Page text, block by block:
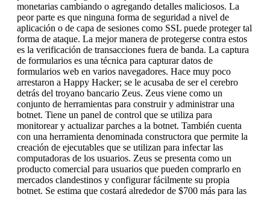
monetarias cambiando o agregando detalles maliciosos. La
peor parte es que ninguna forma de seguridad a nivel de
aplicación o de capa de sesiones como SSL puede proteger tal
forma de ataque. La mejor manera de protegerse contra estos
es la verificación de transacciones fuera de banda. La captura
de formularios es una técnica para capturar datos de
formularios web en varios navegadores. Hace muy poco
arrestaron a Happy Hacker; se le acusaba de ser el cerebro
detrás del troyano bancario Zeus. Zeus viene como un
conjunto de herramientas para construir y administrar una
botnet. Tiene un panel de control que se utiliza para
monitorear y actualizar parches a la botnet. También cuenta
con una herramienta denominada constructora que permite la
creación de ejecutables que se utilizan para infectar las
computadoras de los usuarios. Zeus se presenta como un
producto comercial para usuarios que pueden comprarlo en
mercados clandestinos y configurar fácilmente su propia
botnet. Se estima que costará alrededor de $700 más para las